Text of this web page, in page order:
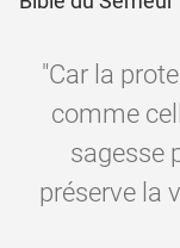
"Car la
comme
sagesse
préserve la